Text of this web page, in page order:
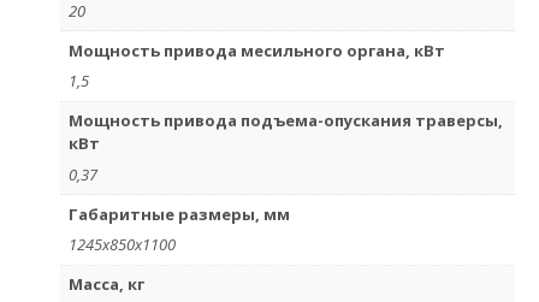
20
Мощность привода месильного органа, кВт
1,5
Мощность привода подъема-опускания траверсы,
кВт
0,37
Габаритные размеры, мм
1245х850х1100
Масса, кг